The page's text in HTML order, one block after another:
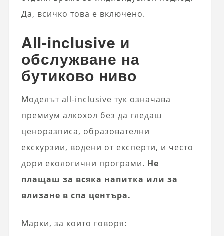
Да, всичко това е включено.
All‑inclusive и
обслужване на
бутиково ниво
Моделът all‑inclusive тук означава
премиум алкохол без да гледаш
ценоразписа, образователни
екскурзии, водени от експерти, и често
дори екологични програми. Не
плащаш за всяка напитка или за
влизане в спа центъра.
Марки, за които говоря: